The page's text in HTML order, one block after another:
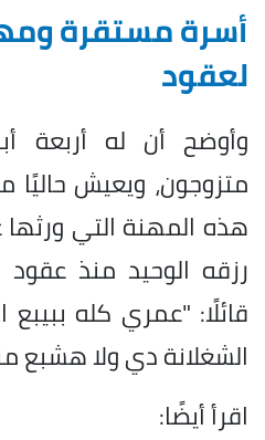
أسرة مستقرة
لعقود
وأوضح أن له أربعة
متزوجون، ويعيش حاليًا
هذه المهنة التي
رزقه الوحيد منذ عقود
قائلًا: "عمري كله
الشغلانة دي ولا هشبع
اقرأ أيضًا: